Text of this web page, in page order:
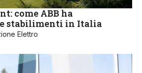
come ABB ha
stabilimenti in Italia
Elettro